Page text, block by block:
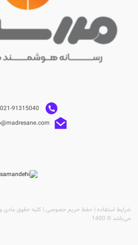
شرایط استفاده | حفظ حریم خصوصی | کلیه حقوق مادی و
می‌باشد © 1400